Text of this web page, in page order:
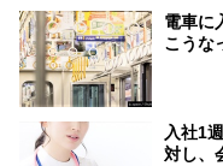
電車に
こうな
入社1
対し、